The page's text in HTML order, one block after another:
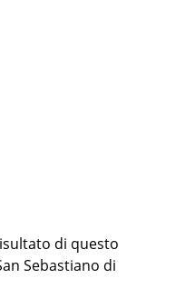
di questo
Sebastiano di